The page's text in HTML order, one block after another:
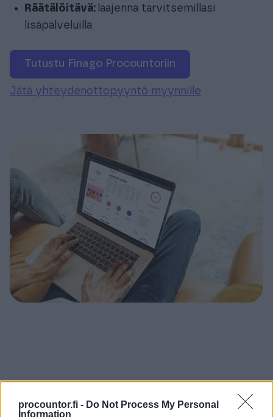
procountor.fi - Do Not Process My Personal
Information
Räätälöitävä: laajenna tarvitsemillasi
lisäpalveluilla
Tutustu Finago Procountoriin
Jätä yhteydenottopyyntö myynnille
Finago Procountor Solo –